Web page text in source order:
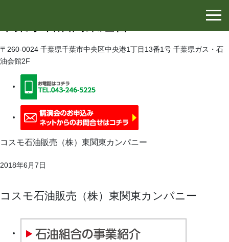
〒260-0024 千葉県千葉市中央区中央港1丁目13番1号 千葉県ガス・石
油会館2F
コスモ石油販売（株）東関東カンパニー
2018年6月7日
コスモ石油販売（株）東関東カンパニー